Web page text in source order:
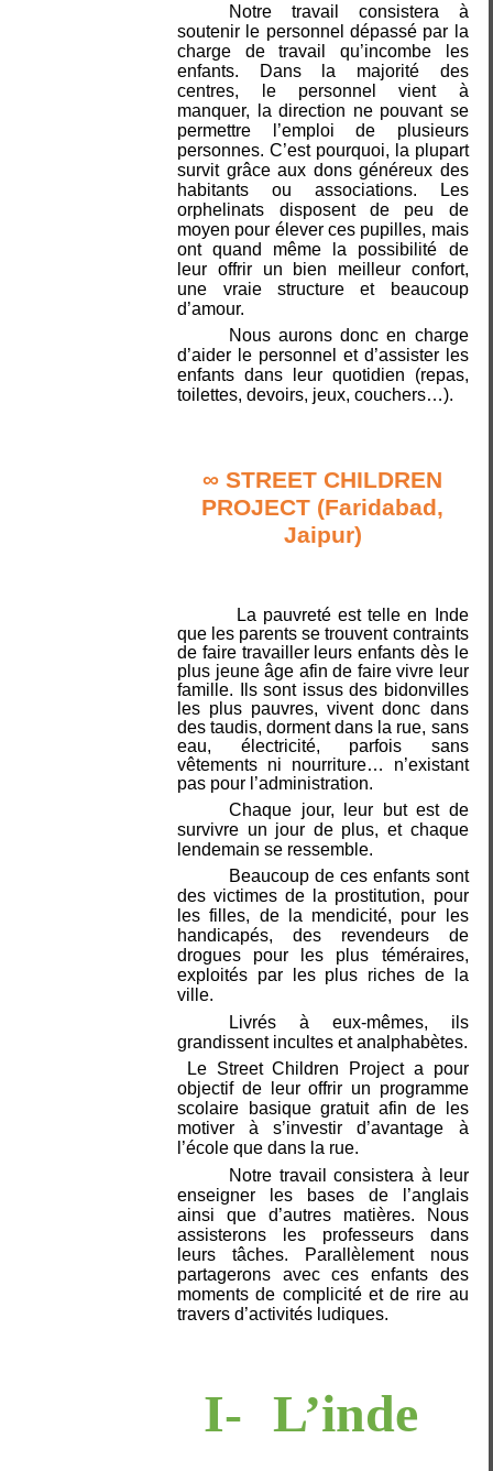
Notre travail consistera à
soutenir le personnel dépassé par la
charge de travail qu’incombe les
enfants. Dans la majorité des
centres, le personnel vient à
manquer, la direction ne pouvant se
permettre l’emploi de plusieurs
personnes. C’est pourquoi, la plupart
survit grâce aux dons généreux des
habitants ou associations. Les
orphelinats disposent de peu de
moyen pour élever ces pupilles, mais
ont quand même la possibilité de
leur offrir un bien meilleur confort,
une vraie structure et beaucoup
d’amour.
Nous aurons donc en charge
d’aider le personnel et d’assister les
enfants dans leur quotidien (repas,
toilettes, devoirs, jeux, couchers…).
∞STREET CHILDREN
PROJECT (Faridabad,
Jaipur)
La pauvreté est telle en Inde
que les parents se trouvent contraints
de faire travailler leurs enfants dès le
plus jeune âge afin de faire vivre leur
famille. Ils sont issus des bidonvilles
les plus pauvres, vivent donc dans
des taudis, dorment dans la rue, sans
eau, électricité, parfois sans
vêtements ni nourriture… n’existant
pas pour l’administration.
Chaque jour, leur but est de
survivre un jour de plus, et chaque
lendemain se ressemble.
Beaucoup de ces enfants sont
des victimes de la prostitution, pour
les filles, de la mendicité, pour les
handicapés, des revendeurs de
drogues pour les plus téméraires,
exploités par les plus riches de la
ville.
Livrés à eux-mêmes, ils
grandissent incultes et analphabètes.
Le Street Children Project a pour
objectif de leur offrir un programme
scolaire basique gratuit afin de les
motiver à s’investir d’avantage à
l’école que dans la rue.
Notre travail consistera à leur
enseigner les bases de l’anglais
ainsi que d’autres matières. Nous
assisterons les professeurs dans
leurs tâches. Parallèlement nous
partagerons avec ces enfants des
moments de complicité et de rire au
travers d’activités ludiques.
I- L’inde